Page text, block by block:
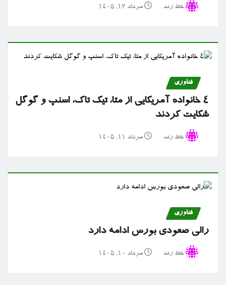
خط رند مرداد ۱۲, ۱۴۰۵
فناوری
۴ خانواده آمریکایی از متا، تیک تاک، اسنپ و گوگل
شکایت کردند
خط رند مرداد ۱۱, ۱۴۰۵
فناوری
رالی صعودی بورس ادامه دارد
خط رند مرداد ۱۰, ۱۴۰۵